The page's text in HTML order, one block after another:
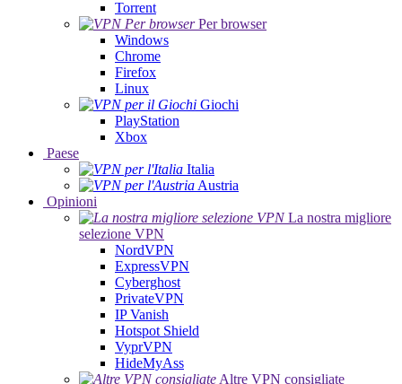
Torrent
Per browser
Windows
Chrome
Firefox
Linux
Giochi
PlayStation
Xbox
Paese
Italia
Austria
Opinioni
La nostra migliore
selezione VPN
NordVPN
ExpressVPN
Cyberghost
PrivateVPN
IP Vanish
Hotspot Shield
VyprVPN
HideMyAss
Altre VPN consigliate